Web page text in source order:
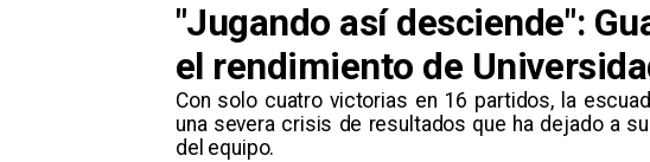
"Jugando así desciende":
el rendimiento de
​Con solo cuatro victorias en 16 partidos, la
una severa crisis de resultados que ha dejado a
del equipo.